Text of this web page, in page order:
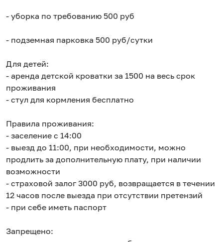
- уборка по требованию 500 руб
- подземная парковка 500 руб/сутки
Для детей:
- аренда детской кроватки за 1500 на весь срок
проживания
- стул для кормления бесплатно
Правила проживания:
- заселение с 14:00
- выезд до 11:00, при необходимости, можно
продлить за дополнительную плату, при наличии
возможности
- страховой залог 3000 руб, возвращается в течении
12 часов после выезда при отсутствии претензий
- при себе иметь паспорт
Запрещено: